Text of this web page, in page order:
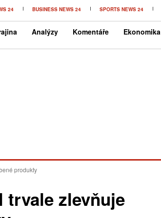
24 BUSINESS NEWS 24 SPORTS NEWS 24
Analýzy Komentáře Ekonomika
produkty
trvale zlevňuje